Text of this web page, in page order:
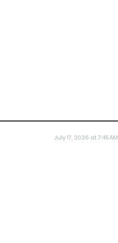
July 17, 2026 at 7:45 AM